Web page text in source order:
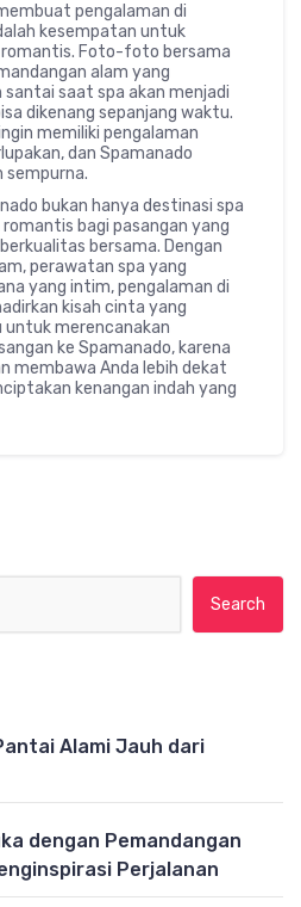
pengalaman di
kesempatan untuk
Foto-foto bersama
alam yang
saat spa akan menjadi
dikenang sepanjang waktu.
memiliki pengalaman
dan Spamanado
sempurna.
bukan hanya destinasi spa
bagi pasangan yang
bersama. Dengan
perawatan spa yang
yang intim, pengalaman di
kisah cinta yang
untuk merencanakan
ke Spamanado, karena
membawa Anda lebih dekat
kenangan indah yang
Alami Jauh dari
dengan Pemandangan
Perjalanan